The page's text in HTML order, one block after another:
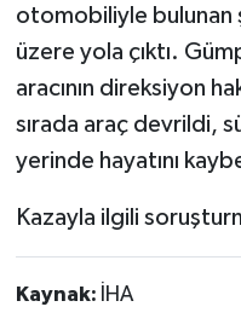
otomobiliyle bulunan
üzere yola çıktı.
aracının direksiyon
sırada araç devrildi,
yerinde hayatını
Kazayla ilgili
Kaynak: İHA